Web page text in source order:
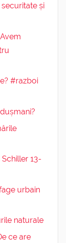
și
#razboi
13-
urbain
naturale
ce are